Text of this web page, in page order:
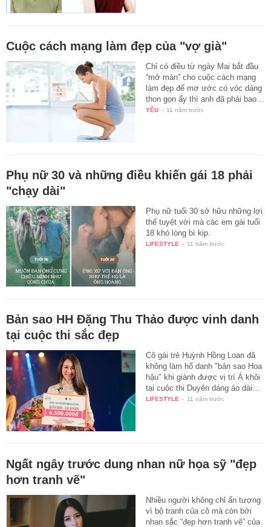
Cuộc cách mạng làm đẹp của "vợ già"
Chỉ có điều từ ngày Mai bắt đầu
“mở màn” cho cuộc cách mạng
làm đẹp để mơ ước có vóc dáng
thon gọn ấy thì anh đã phải bao…
YÊU - 11 năm trước
Phụ nữ 30 và những điều khiến gái 18 phải
"chạy dài"
Phụ nữ tuổi 30 sở hữu những lợi
thế tuyệt vời mà các em gái tuổi
18 khó lòng bì kịp.
LIFESTYLE - 11 năm trước
Bản sao HH Đặng Thu Thảo được vinh danh
tại cuộc thi sắc đẹp
Cô gái trẻ Huỳnh Hồng Loan đã
không làm hổ danh "bản sao Hoa
hậu" khi giành được vị trí Á khôi
tại cuộc thi Duyên dáng áo dài…
LIFESTYLE - 11 năm trước
Ngất ngây trước dung nhan nữ họa sỹ "đẹp
hơn tranh vẽ"
Nhiều người không chỉ ấn tượng
vì bộ tranh của cô mà còn bởi
nhan sắc “đẹp hơn tranh vẽ” của